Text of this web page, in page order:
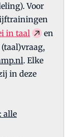
Voor
in taal
en
(taal)vraag,
. Elke
in deze
alle